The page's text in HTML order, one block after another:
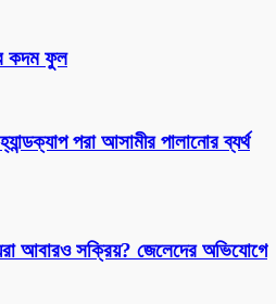
কদম ফুল
পরা আসামীর পালানোর ব্যর্থ
আবারও সক্রিয়? জেলেদের অভিযোগে